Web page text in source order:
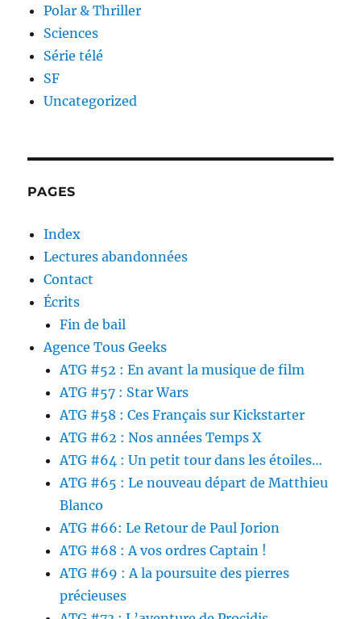
Polar & Thriller
Sciences
Série télé
SF
Uncategorized
PAGES
Index
Lectures abandonnées
Contact
Écrits
Fin de bail
Agence Tous Geeks
ATG #52 : En avant la musique de film
ATG #57 : Star Wars
ATG #58 : Ces Français sur Kickstarter
ATG #62 : Nos années Temps X
ATG #64 : Un petit tour dans les étoiles…
ATG #65 : Le nouveau départ de Matthieu
Blanco
ATG #66: Le Retour de Paul Jorion
ATG #68 : A vos ordres Captain !
ATG #69 : A la poursuite des pierres
précieuses